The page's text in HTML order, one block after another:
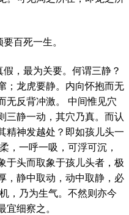
百死一生。
，最为关要。何谓三静？
；龙虎要静。内向怀抱而无
无反背冲激。 中间惟见穴
三静一动，其穴乃真。而认
精神发越处？即如孩儿头一
，一呼一吸，可浮可沉，
于头而取象于孩儿头者，极
，静中取动，动中取静，必
，乃为生气。不然则亦今
宜细察之。